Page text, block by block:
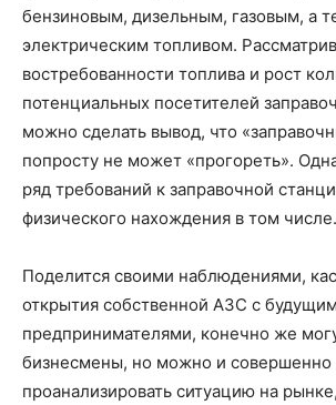
бензиновым, дизельным, газовым, а
электрическим топливом.
востребованности топлива и рост
потенциальных посетителей
можно сделать вывод, что
попросту не может «прогореть».
ряд требований к заправочной
физического нахождения в том числе.
Поделится своими наблюдениями,
открытия собственной АЗС с
предпринимателями, конечно же
бизнесмены, но можно и совершенно
проанализировать ситуацию на